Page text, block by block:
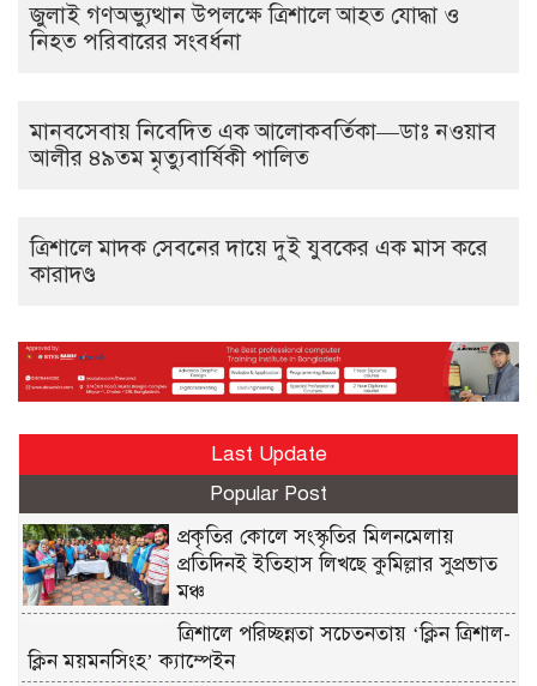
জুলাই গণঅভ্যুত্থান উপলক্ষে ত্রিশালে আহত যোদ্ধা ও
নিহত পরিবারের সংবর্ধনা
মানবসেবায় নিবেদিত এক আলোকবর্তিকা—ডাঃ নওয়াব
আলীর ৪৯তম মৃত্যুবার্ষিকী পালিত
ত্রিশালে মাদক সেবনের দায়ে দুই যুবকের এক মাস করে
কারাদণ্ড
Last Update
Popular Post
প্রকৃতির কোলে সংস্কৃতির মিলনমেলায়
প্রতিদিনই ইতিহাস লিখছে কুমিল্লার সুপ্রভাত
মঞ্চ
ত্রিশালে পরিচ্ছন্নতা সচেতনতায় ‘ক্লিন ত্রিশাল-
ক্লিন ময়মনসিংহ’ ক্যাম্পেইন